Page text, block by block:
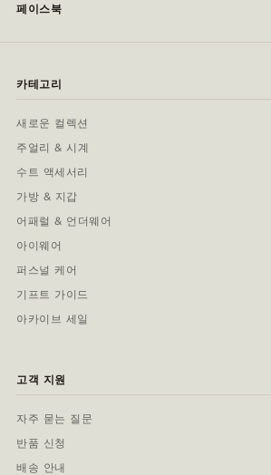
페이스북
카테고리
새로운 컬렉션
주얼리 & 시계
수트 액세서리
가방 & 지갑
어패럴 & 언더웨어
아이웨어
퍼스널 케어
기프트 가이드
아카이브 세일
고객 지원
자주 묻는 질문
반품 신청
배송 안내